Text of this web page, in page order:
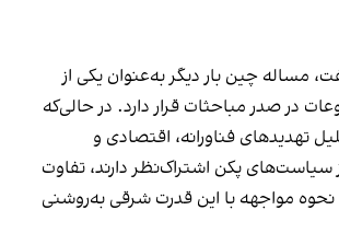
مساله چین بار دیگر به‌عنوان یکی از
در صدر مباحثات قرار دارد. در حالی‌که
تهدیدهای فناورانه، اقتصادی و
سیاست‌های پکن اشتراک‌نظر دارند، تفاوت
نحوه مواجهه با این قدرت شرقی به‌روشنی